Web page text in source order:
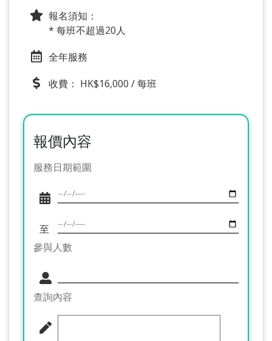
報名須知：
* 每班不超過20人
全年服務
收費： HK$16,000 / 每班
報價內容
服務日期範圍
至
參與人數
查詢內容